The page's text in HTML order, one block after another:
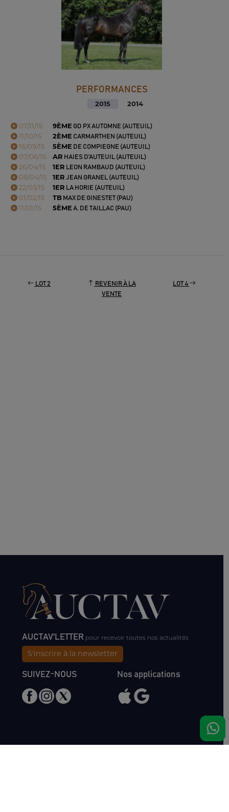
PERFORMANCES
2015 2014
07/11/15 9ÈME GD PX AUTOMNE (AUTEUIL)
11/10/15 2ÈME CARMARTHEN (AUTEUIL)
16/09/15 5ÈME DE COMPIEGNE (AUTEUIL)
07/06/15 AR HAIES D'AUTEUIL (AUTEUIL)
26/04/15 1ER LEON RAMBAUD (AUTEUIL)
08/04/15 1ER JEAN GRANEL (AUTEUIL)
22/03/15 1ER LA HORIE (AUTEUIL)
01/02/15 TBMAX DE GINESTET (PAU)
11/01/15 5ÈME A. DE TAILLAC (PAU)
LOT 2
REVENIR À LA
VENTE
LOT 4
AUCTAV'LETTER pour recevoir toutes nos actualités
S'inscrire à la newsletter
SUIVEZ-NOUS Nos applications